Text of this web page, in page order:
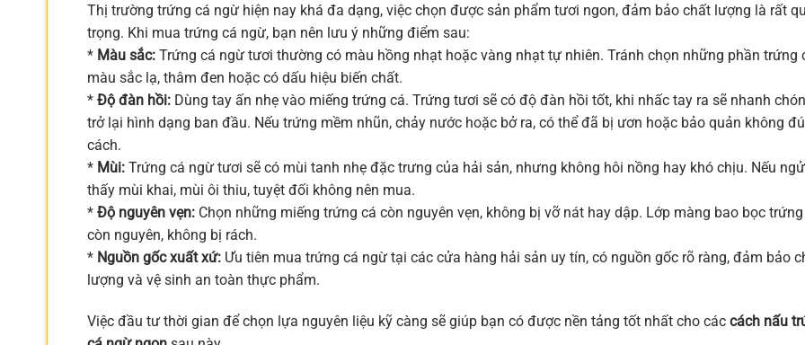
Thị trường trứng cá ngừ hiện nay khá đa dạng, việc chọn được sản phẩm tươi ngon, đảm bảo chất lượng là rất
trọng. Khi mua trứng cá ngừ, bạn nên lưu ý những điểm sau:
* Màu sắc: Trứng cá ngừ tươi thường có màu hồng nhạt hoặc vàng nhạt tự nhiên. Tránh chọn những phần trứng
màu sắc lạ, thâm đen hoặc có dấu hiệu biến chất.
* Độ đàn hồi: Dùng tay ấn nhẹ vào miếng trứng cá. Trứng tươi sẽ có độ đàn hồi tốt, khi nhấc tay ra sẽ nhanh
trở lại hình dạng ban đầu. Nếu trứng mềm nhũn, chảy nước hoặc bở ra, có thể đã bị ươn hoặc bảo quản không
cách.
* Mùi: Trứng cá ngừ tươi sẽ có mùi tanh nhẹ đặc trưng của hải sản, nhưng không hôi nồng hay khó chịu. Nếu
thấy mùi khai, mùi ôi thiu, tuyệt đối không nên mua.
* Độ nguyên vẹn: Chọn những miếng trứng cá còn nguyên vẹn, không bị vỡ nát hay dập. Lớp màng bao bọc trứng
còn nguyên, không bị rách.
* Nguồn gốc xuất xứ: Ưu tiên mua trứng cá ngừ tại các cửa hàng hải sản uy tín, có nguồn gốc rõ ràng, đảm bảo
lượng và vệ sinh an toàn thực phẩm.
Việc đầu tư thời gian để chọn lựa nguyên liệu kỹ càng sẽ giúp bạn có được nền tảng tốt nhất cho các cách nấu